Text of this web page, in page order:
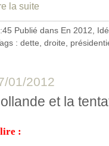
la suite
Publié dans En 2012,
: dette, droite,
01/2012
et la
: